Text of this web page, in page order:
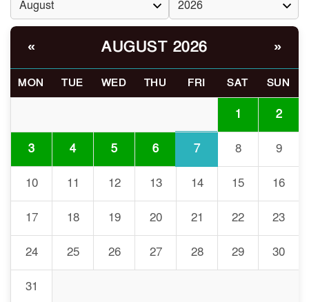
ভোরে ঝিনাইদহ সীমান্তে জটলা
দেখে বিএসএফের রাবার বুলেট,
চুয়াডাঙ্গা/ প্রথম স্ত্রীকে নিয়ে
মালয়েশিয়ায়, দ্বিতীয় স্ত্রী
বাড়ি
৮
শিক্ষকদের বদলি কার্যক্রম চালু
৯
বিশ্ববিদ্যালয় কি প্রস্তুত?
« AUGUST 2026 »
MON TUE WED THU FRI SAT SUN
1 2
3 4 5 6 7 8 9
10 11 12 13 14 15 16
17 18 19 20 21 22 23
24 25 26 27 28 29 30
31